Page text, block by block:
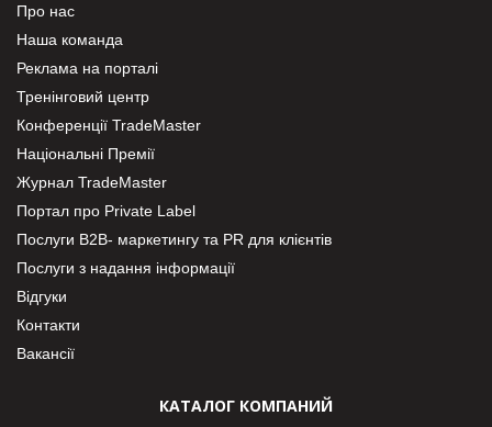
Про нас
Наша команда
Реклама на порталі
Тренінговий центр
Конференції TradeMaster
Національні Премії
Журнал TradeMaster
Портал про Private Label
Послуги В2В- маркетингу та PR для клієнтів
Послуги з надання інформації
Відгуки
Контакти
Вакансії
КАТАЛОГ КОМПАНИЙ